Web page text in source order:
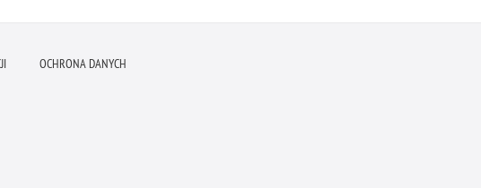
OCHRONA DANYCH